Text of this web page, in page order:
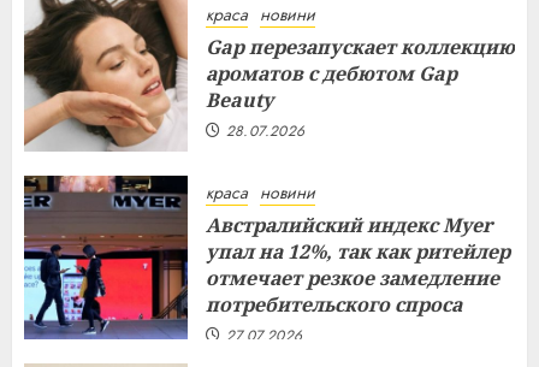
краса новини
Gap перезапускает коллекцию
ароматов с дебютом Gap
Beauty
28.07.2026
краса новини
Австралийский индекс Myer
упал на 12%, так как ритейлер
отмечает резкое замедление
потребительского спроса
27.07.2026